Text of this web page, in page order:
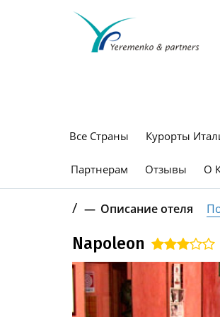
Все Страны Курорты
Партнерам Отзывы О
/ Описание отеля
Napoleon